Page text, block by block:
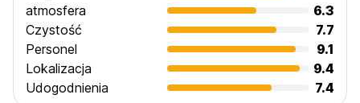
atmosfera
6.3
Czystość
7.7
Personel
9.1
Lokalizacja
9.4
Udogodnienia
7.4